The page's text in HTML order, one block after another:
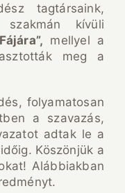
tagtársaink,
kívüli
”, mellyel a
meg a
folyamatosan
a szavazás,
adtak le a
Köszönjük a
Alábbiakban